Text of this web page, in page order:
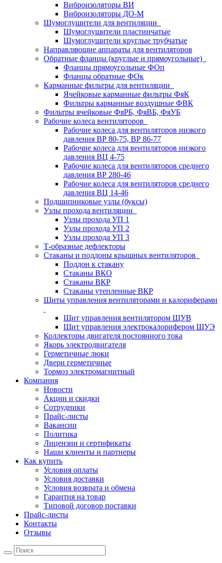
Виброизоляторы ВИ
Виброизоляторы ДО-М
Шумоглушители для вентиляции
Шумоглушители пластинчатые
Шумоглушители круглые трубчатые
Направляющие аппараты для вентиляторов
Обратные фланцы (круглые и прямоугольные)
Фланцы прямоугольные ФОп
Фланцы обратные ФОк
Карманные фильтры для вентиляции
Ячейковые карманные фильтры ФяК
Фильтры карманные воздушные ФВК
Фильтры ячейковые ФяРБ, ФяВБ, ФяУБ
Рабочие колеса вентиляторов
Рабочие колеса для вентиляторов низкого
давления ВР 80-75, ВР 86-77
Рабочие колеса для вентиляторов низкого
давления ВЦ 4-75
Рабочие колеса для вентиляторов среднего
давления ВР 280-46
Рабочие колеса для вентиляторов среднего
давления ВЦ 14-46
Подшипниковые узлы (буксы)
Узлы прохода вентиляции
Узлы прохода УП 1
Узлы прохода УП 2
Узлы прохода УП 3
Т-образные дефлекторы
Стаканы и поддоны крышных вентиляторов
Поддон к стакану
Стаканы ВКО
Стаканы ВКР
Стаканы утепленные ВКР
Щиты управления вентиляторами и калориферами
Щит управления вентилятором ЩУВ
Щит управления электрокалорифером ЩУЭ
Коллекторы двигателя постоянного тока
Якорь электродвигателя
Герметичные люки
Двери герметичные
Тормоз электромагнитный
Компания
Новости
Акции и скидки
Сотрудники
Прайс-листы
Вакансии
Политика
Лицензии и сертификаты
Наши клиенты и партнеры
Как купить
Условия оплаты
Условия доставки
Условия возврата и обмена
Гарантия на товар
Типовой договор поставки
Прайс-листы
Контакты
Отзывы